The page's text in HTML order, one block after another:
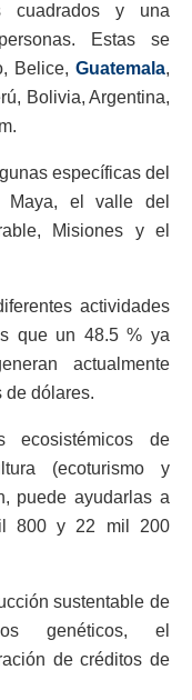
cuadrados y una
Estas se
Belice, Guatemala,
Bolivia, Argentina,
específicas del
Maya, el valle del
Misiones y el
actividades
que un 48.5 % ya
actualmente
de dólares.
ecosistémicos de
(ecoturismo y
puede ayudarlas a
800 y 22 mil 200
sustentable de
genéticos, el
de créditos de